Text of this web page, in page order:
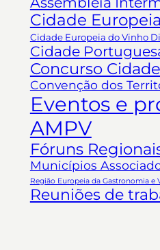
Cidade
Cidade Europeia do Vinho
Cidade
Concurso
Convenção dos
Eventos e
AMPV
Fóruns
Municípios
Região Europeia da Gastronomia e
Reuniões de